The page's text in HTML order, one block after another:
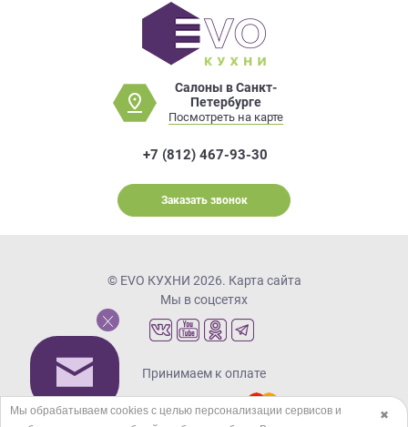
Салоны в Санкт-
Петербурге
Посмотреть на карте
+7 (812) 467-93-30
Заказать звонок
© EVO КУХНИ 2026. Карта сайта
Мы в соцсетях
Принимаем к оплате
✖
Мы обрабатываем cookies с целью персонализации сервисов и